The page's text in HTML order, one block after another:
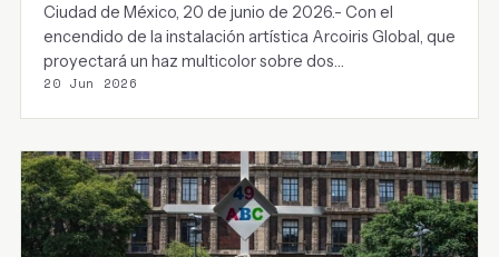
Ciudad de México, 20 de junio de 2026.- Con el
encendido de la instalación artística Arcoiris Global, que
proyectará un haz multicolor sobre dos…
20 Jun 2026